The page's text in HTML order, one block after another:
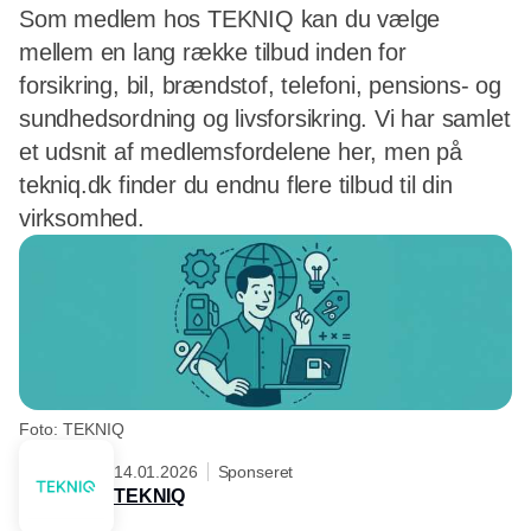
Som medlem hos TEKNIQ kan du vælge
mellem en lang række tilbud inden for
forsikring, bil, brændstof, telefoni, pensions- og
sundhedsordning og livsforsikring. Vi har samlet
et udsnit af medlemsfordelene her, men på
tekniq.dk finder du endnu flere tilbud til din
virksomhed.
Foto: TEKNIQ
14.01.2026 Sponseret
TEKNIQ